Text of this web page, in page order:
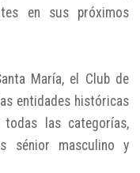
en sus próximos
María, el Club de
entidades históricas
las categorías,
sénior masculino y